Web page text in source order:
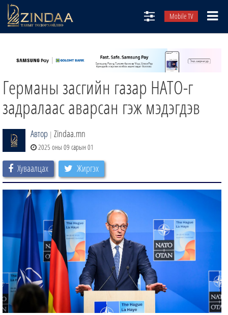
Mobile TV
ТВ8
ӨГЛӨӨНИЙ СОНИН
АУДИО ЗОХИОЛ
ЗИНДАА СЭТГҮҮЛ
Германы засгийн газар НАТО-г
задралаас аварсан гэж мэдэгдэв
Автор | Zindaa.mn
2025 оны 09 сарын 01
Хуваалцах Жиргэх